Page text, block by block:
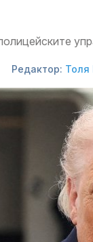
Редактор: Толя